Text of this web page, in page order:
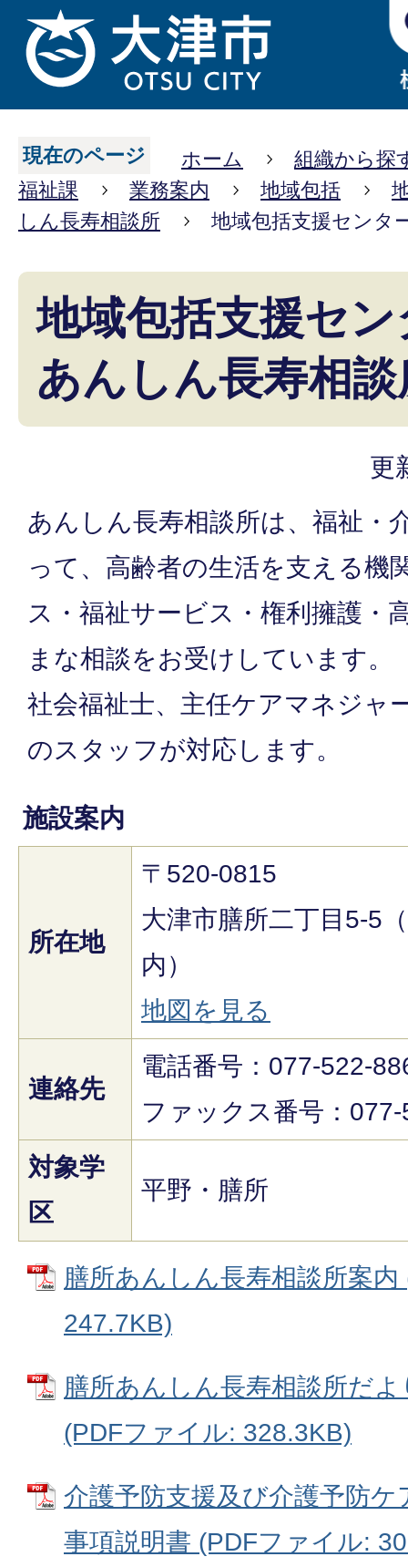
現在のページ ホーム
組織から探
福祉課
業務案内 地域包括
しん長寿相談所
地域包括支援セン
地域包括支援セ
あんしん長寿相談
更
あんしん長寿相談所は、福祉・
って、高齢者の生活を支える機
ス・福祉サービス・権利擁護・
まな相談をお受けしています。
社会福祉士、主任ケアマネジャ
のスタッフが対応します。
施設案内
所在地
〒520-0815
大津市膳所二丁目5-5
内）
地図を見る
連絡先
電話番号：077-522-
ファックス番号：
対象学
区
平野・膳所
膳所あんしん長寿相談所案
247.7KB)
膳所あんしん長寿相談所だ
(PDFファイル: 328.3KB)
介護予防支援及び介護予防
事項説明書 (PDFファイル: